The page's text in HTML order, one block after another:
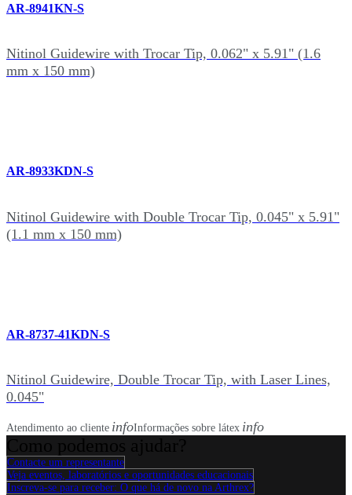
AR-8941KN-S
Nitinol Guidewire with Trocar Tip, 0.062" x 5.91" (1.6
mm x 150 mm)
AR-8933KDN-S
Nitinol Guidewire with Double Trocar Tip, 0.045" x 5.91"
(1.1 mm x 150 mm)
AR-8737-41KDN-S
Nitinol Guidewire, Double Trocar Tip, with Laser Lines,
0.045"
Atendimento ao cliente infoInformações sobre látex info
Contacte um representante
Veja eventos, laboratórios e oportunidades educacionais
Inscreva-se para receber: O que há de novo na Arthrex?